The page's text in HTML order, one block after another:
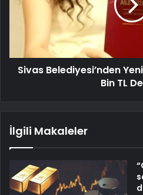
Sivas Belediyesi’nden
Bin TL
İlgili Makaleler